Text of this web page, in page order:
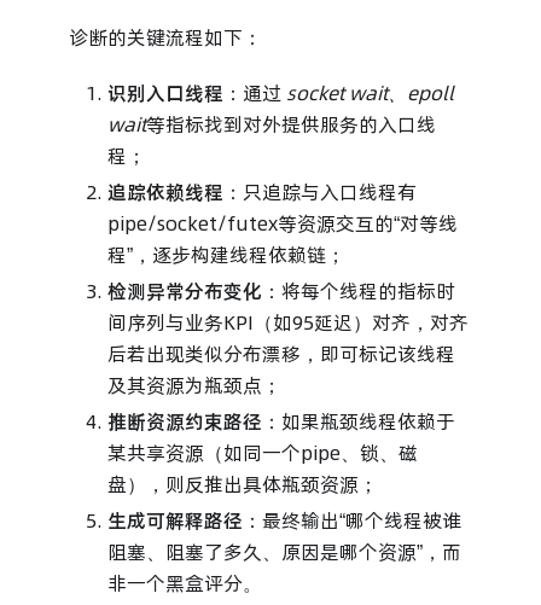
诊断的关键流程如下：
识别入口线程 ：通过 socket wait、epoll
wait等指标找到对外提供服务的入口线
程；
追踪依赖线程 ：只追踪与入口线程有
pipe/socket/futex等资源交互的“对等线
程”，逐步构建线程依赖链；
检测异常分布变化 ：将每个线程的指标时
间序列与业务KPI（如95延迟）对齐，对齐
后若出现类似分布漂移，即可标记该线程
及其资源为瓶颈点；
推断资源约束路径 ：如果瓶颈线程依赖于
某共享资源（如同一个pipe、锁、磁
盘），则反推出具体瓶颈资源；
生成可解释路径 ：最终输出“哪个线程被谁
阻塞、阻塞了多久、原因是哪个资源”，而
非一个黑盒评分。